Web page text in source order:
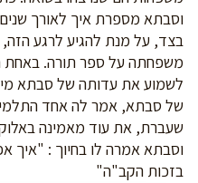
וסבתא מספרת איך לאורך
בצד, על מנת להגיע לרגע הזה,
משפחתה על ספר תורה. באחת
לשמוע את עדותה של סבתא
של סבתא, אמר לה אחד
שעברת, את עוד מאמינה
וסבתא אמרה לו בחיוך : "איך
בזכות הקב"ה"